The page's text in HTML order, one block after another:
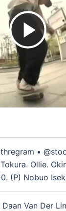
ビ
デ
オ
再
•
Ollie.
(P) Nobuo
Van Der